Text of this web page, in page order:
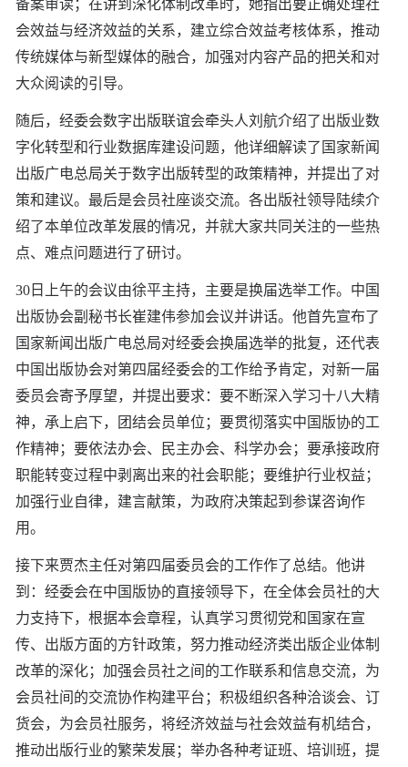
备案审读；在讲到深化体制改革时，她指出要正确处理社
会效益与经济效益的关系，建立综合效益考核体系，推动
传统媒体与新型媒体的融合，加强对内容产品的把关和对
大众阅读的引导。
随后，经委会数字出版联谊会牵头人刘航介绍了出版业数
字化转型和行业数据库建设问题，他详细解读了国家新闻
出版广电总局关于数字出版转型的政策精神，并提出了对
策和建议。最后是会员社座谈交流。各出版社领导陆续介
绍了本单位改革发展的情况，并就大家共同关注的一些热
点、难点问题进行了研讨。
30日上午的会议由徐平主持，主要是换届选举工作。中国
出版协会副秘书长崔建伟参加会议并讲话。他首先宣布了
国家新闻出版广电总局对经委会换届选举的批复，还代表
中国出版协会对第四届经委会的工作给予肯定，对新一届
委员会寄予厚望，并提出要求：要不断深入学习十八大精
神，承上启下，团结会员单位；要贯彻落实中国版协的工
作精神；要依法办会、民主办会、科学办会；要承接政府
职能转变过程中剥离出来的社会职能；要维护行业权益；
加强行业自律，建言献策，为政府决策起到参谋咨询作
用。
接下来贾杰主任对第四届委员会的工作作了总结。他讲
到：经委会在中国版协的直接领导下，在全体会员社的大
力支持下，根据本会章程，认真学习贯彻党和国家在宣
传、出版方面的方针政策，努力推动经济类出版企业体制
改革的深化；加强会员社之间的工作联系和信息交流，为
会员社间的交流协作构建平台；积极组织各种洽谈会、订
货会，为会员社服务，将经济效益与社会效益有机结合，
推动出版行业的繁荣发展；举办各种考证班、培训班，提